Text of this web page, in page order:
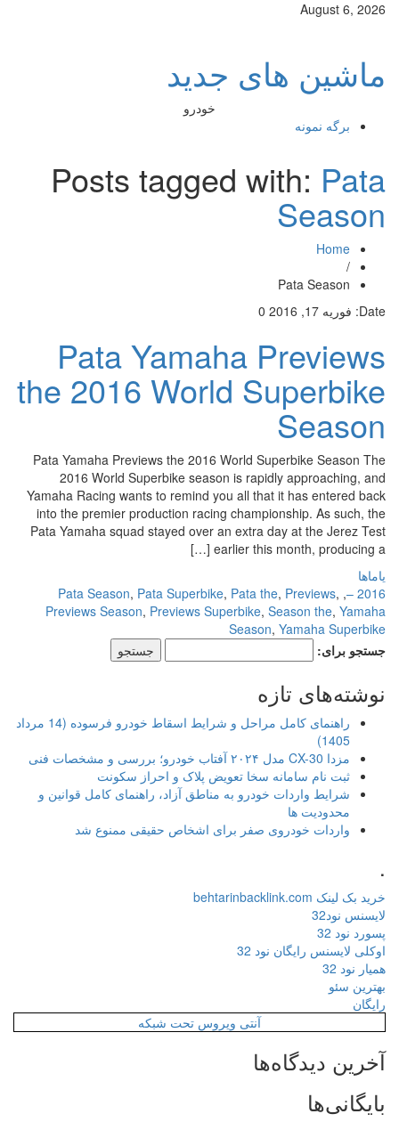
August 6, 2026
ماشین های جدید
خودرو
برگه نمونه
Posts tagged with:Pata
Season
Home
/
Pata Season
Date: فوریه 17, 2016 0
Pata Yamaha Previews
the 2016 World Superbike
Season
Pata Yamaha Previews the 2016 World Superbike Season The
2016 World Superbike season is rapidly approaching, and
Yamaha Racing wants to remind you all that it has entered back
into the premier production racing championship. As such, the
Pata Yamaha squad stayed over an extra day at the Jerez Test
earlier this month, producing a […]
یاماها
2016 –
,
Pata Season,Pata Superbike,Pata the,Previews,
Previews Season,Previews Superbike,Season the,Yamaha
Season,Yamaha Superbike
جستجو برای:
نوشته‌های تازه
راهنمای کامل مراحل و شرایط اسقاط خودرو فرسوده (14 مرداد
1405)
مزدا CX-30 مدل ۲۰۲۴ آفتاب خودرو؛ بررسی و مشخصات فنی
ثبت نام سامانه سخا تعویض پلاک و احراز سکونت
شرایط واردات خودرو به مناطق آزاد، راهنمای کامل قوانین و
محدودیت ها
واردات خودروی صفر برای اشخاص حقیقی ممنوع شد
خرید بک لینک behtarinbacklink.com
لایسنس نود32
پسورد نود 32
اوکلی لایسنس رایگان نود 32
همیار نود 32
بهترین سئو
رایگان
آنتی ویروس تحت شبکه
آخرین دیدگاه‌ها
بایگانی‌ها